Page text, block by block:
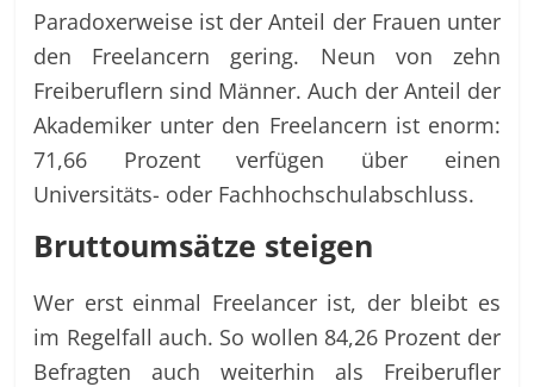
Paradoxerweise ist der Anteil der Frauen unter
den Freelancern gering. Neun von zehn
Freiberuflern sind Männer. Auch der Anteil der
Akademiker unter den Freelancern ist enorm:
71,66 Prozent verfügen über einen
Universitäts- oder Fachhochschulabschluss.
Bruttoumsätze steigen
Wer erst einmal Freelancer ist, der bleibt es
im Regelfall auch. So wollen 84,26 Prozent der
Befragten auch weiterhin als Freiberufler